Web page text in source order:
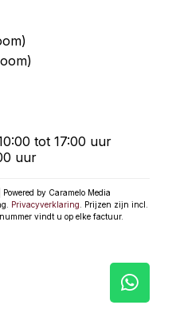
tot 17:00 uur
uur
by Caramelo Media
Privacyverklaring . Prijzen zijn incl.
vindt u op elke factuur.